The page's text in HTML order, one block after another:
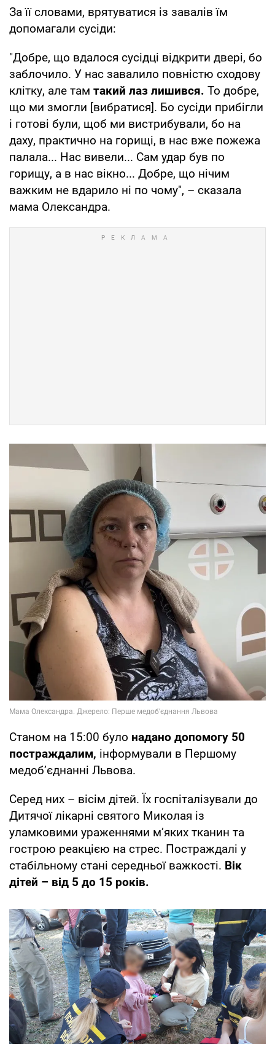
За її словами, врятуватися із завалів їм
допомагали сусіди:
"Добре, що вдалося сусідці відкрити двері, бо
заблочило. У нас завалило повністю сходову
клітку, але там такий лаз лишився. То добре,
що ми змогли [вибратися]. Бо сусіди прибігли
і готові були, щоб ми вистрибували, бо на
даху, практично на горищі, в нас вже пожежа
палала... Нас вивели... Сам удар був по
горищу, а в нас вікно... Добре, що нічим
важким не вдарило ні по чому", – сказала
мама Олександра.
Станом на 15:00 було надано допомогу 50
постраждалим, інформували в Першому
медобʼєднанні Львова.
Серед них – вісім дітей. Їх госпіталізували до
Дитячої лікарні святого Миколая із
уламковими ураженнями мʼяких тканин та
гострою реакцією на стрес. Постраждалі у
стабільному стані середньої важкості. Вік
дітей – від 5 до 15 років.